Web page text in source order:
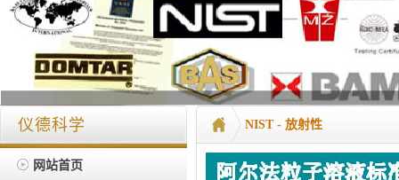
仪德科学
网站首页
NIST - 放射性